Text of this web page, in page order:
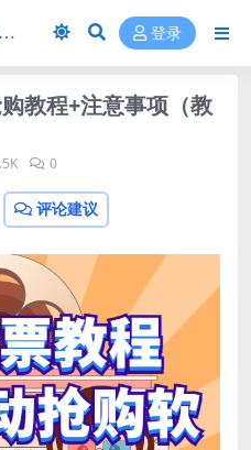
登录
教程+注意事项（教
0
评论建议